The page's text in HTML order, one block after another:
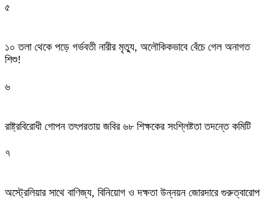
৫
১০ তলা থেকে পড়ে গর্ভবতী নারীর মৃত্যু, অলৌকিকভাবে বেঁচে গেল অনাগত
শিশু!
৬
রাষ্ট্রবিরোধী গোপন তৎপরতায় জবির ৬৮ শিক্ষকের সংশ্লিষ্টতা তদন্তে কমিটি
৭
অস্ট্রেলিয়ার সাথে বাণিজ্য, বিনিয়োগ ও দক্ষতা উন্নয়ন জোরদারে গুরুত্বারোপ